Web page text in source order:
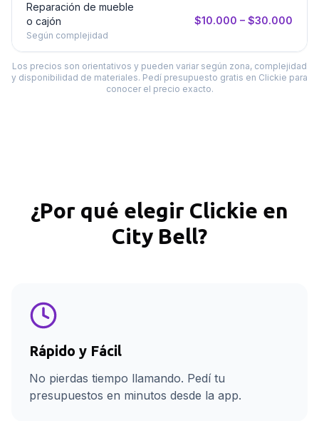
Reparación de mueble
o cajón
Según complejidad
$10.000 – $30.000
Los precios son orientativos y pueden variar según zona, complejidad
y disponibilidad de materiales. Pedí presupuesto gratis en Clickie para
conocer el precio exacto.
¿Por qué elegir Clickie en
City Bell?
Rápido y Fácil
No pierdas tiempo llamando. Pedí tu
presupuestos en minutos desde la app.